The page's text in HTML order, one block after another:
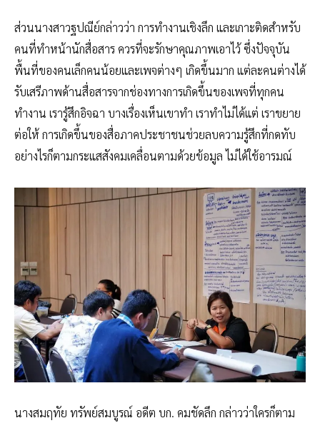
ส่วนนางสาวฐปณีย์กล่าวว่า การทำงานเชิงลึก และเกาะติดสำหรับ
คนที่ทำหน้านักสื่อสาร ควรที่จะรักษาคุณภาพเอาไว้ ซึ่งปัจจุบัน
พื้นที่ของคนเล็กคนน้อยและเพจต่างๆ เกิดขึ้นมาก แต่ละคนต่างได้
รับเสรีภาพด้านสื่อสารจากช่องทางการเกิดขึ้นของเพจที่ทุกคน
ทำงาน เรารู้สึกอิจฉา บางเรื่องเห็นเขาทำ เราทำไม่ได้แต่ เราขยาย
ต่อให้ การเกิดขึ้นของสื่อภาคประชาชนช่วยลบความรู้สึกที่กดทับ
อย่างไรก็ตามกระแสสังคมเคลื่อนตามด้วยข้อมูล ไม่ได้ใช้อารมณ์
นางสมฤทัย ทรัพย์สมบูรณ์ อดีต บก. คมชัดลึก กล่าวว่าใครก็ตาม